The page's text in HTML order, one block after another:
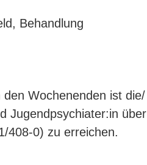
Behandlung
Wochenenden ist die/
Jugendpsychiater:in über
408-0) zu erreichen.